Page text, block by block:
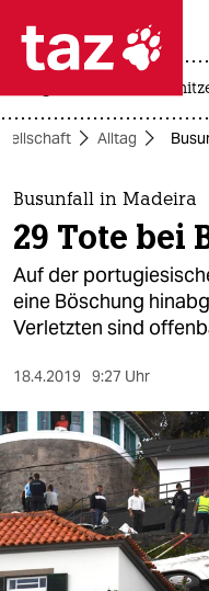
 taz
themen
politik
öko
sport
berlin
nord
Alltag
Busunfall in Madeira
29 Tote bei
Auf der
eine Böschung
Verletzten sind
18.4.2019 9:27 Uhr